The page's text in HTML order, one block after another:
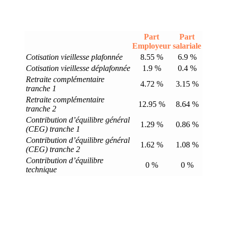
Part
Employeur
Part
salariale
Cotisation vieillesse plafonnée
8.55 %
6.9 %
Cotisation vieillesse déplafonnée
1.9 %
0.4 %
Retraite complémentaire
tranche 1
4.72 %
3.15 %
Retraite complémentaire
tranche 2
12.95 %
8.64 %
Contribution d’équilibre général
(CEG) tranche 1
1.29 %
0.86 %
Contribution d’équilibre général
(CEG) tranche 2
1.62 %
1.08 %
Contribution d’équilibre
technique
0 % 0 %